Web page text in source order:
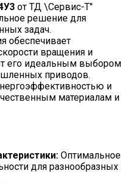
от ТД \Сервис-Т"
решение для
задач.
обеспечивает
вращения и
его идеальным выбором
приводов.
и
материалам и
Оптимальное
для разнообразных